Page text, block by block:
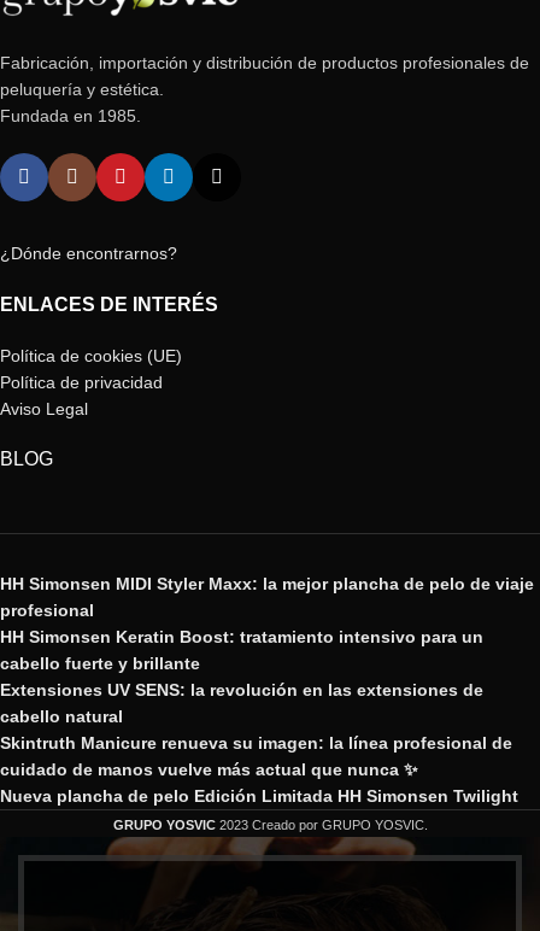
Fabricación, importación y distribución de productos profesionales de
peluquería y estética.
Fundada en 1985.
¿Dónde encontrarnos?
ENLACES DE INTERÉS
Política de cookies (UE)
Política de privacidad
Aviso Legal
BLOG
HH Simonsen MIDI Styler Maxx: la mejor plancha de pelo de viaje
profesional
HH Simonsen Keratin Boost: tratamiento intensivo para un
cabello fuerte y brillante
Extensiones UV SENS: la revolución en las extensiones de
cabello natural
Skintruth Manicure renueva su imagen: la línea profesional de
cuidado de manos vuelve más actual que nunca ✨
Nueva plancha de pelo Edición Limitada HH Simonsen Twilight
GRUPO YOSVIC 2023 Creado por GRUPO YOSVIC.